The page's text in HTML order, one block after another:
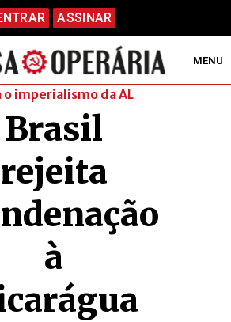
ASSINAR
MENU
o imperialismo da AL
Brasil
rejeita
à